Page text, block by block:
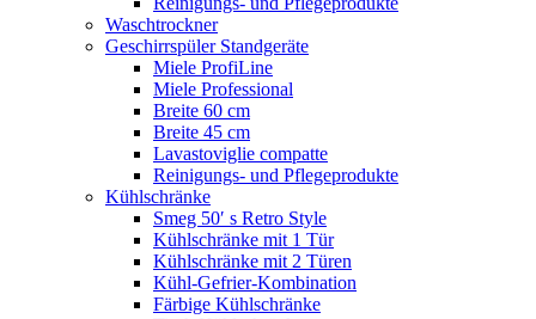
Waschtrockner
Geschirrspüler Standgeräte
Miele ProfiLine
Miele Professional
Breite 60 cm
Breite 45 cm
Lavastoviglie compatte
Reinigungs- und Pflegeprodukte
Kühlschränke
Smeg 50′ s Retro Style
Kühlschränke mit 1 Tür
Kühlschränke mit 2 Türen
Kühl-Gefrier-Kombination
Färbige Kühlschränke